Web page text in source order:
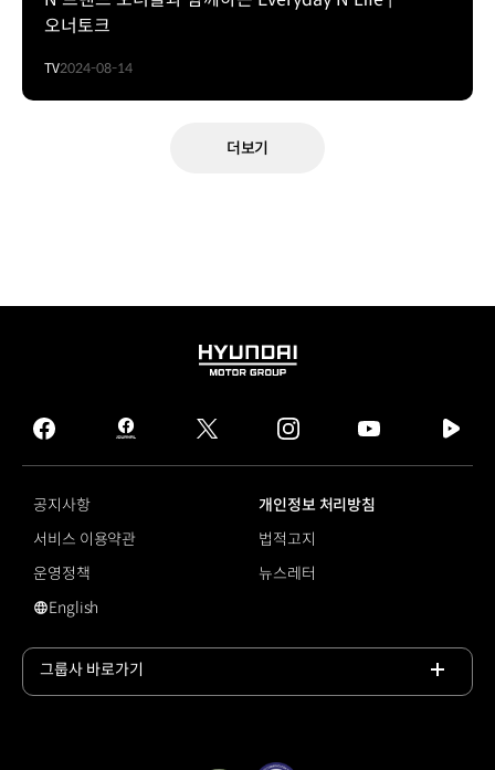
오너토크
TV2024-08-14
더보기
HYUNDAI
GROUP
facebook
hmg
journal
twitter instagram
tv
공지사항
개인정보 처리방침
서비스 이용약관
법적고지
운영정책
뉴스레터
#아반떼 N
English
그룹사 바로가기